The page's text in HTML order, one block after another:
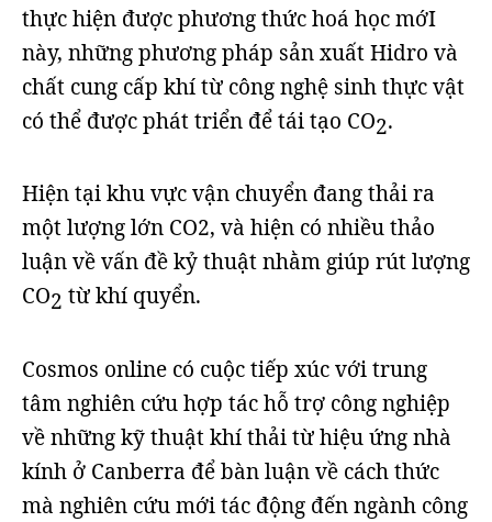
thực hiện được phương thức hoá học mớI
này, những phương pháp sản xuất Hidro và
chất cung cấp khí từ công nghệ sinh thực vật
có thể được phát triển để tái tạo CO2.
Hiện tại khu vực vận chuyển đang thải ra
một lượng lớn CO2, và hiện có nhiều thảo
luận về vấn đề kỷ thuật nhằm giúp rút lượng
CO2 ­ từ khí quyển.
Cosmos online có cuộc tiếp xúc với trung
tâm nghiên cứu hợp tác hỗ trợ công nghiệp
về những kỹ thuật khí thải từ hiệu ứng nhà
kính ở Canberra để bàn luận về cách thức
mà nghiên cứu mới tác động đến ngành công